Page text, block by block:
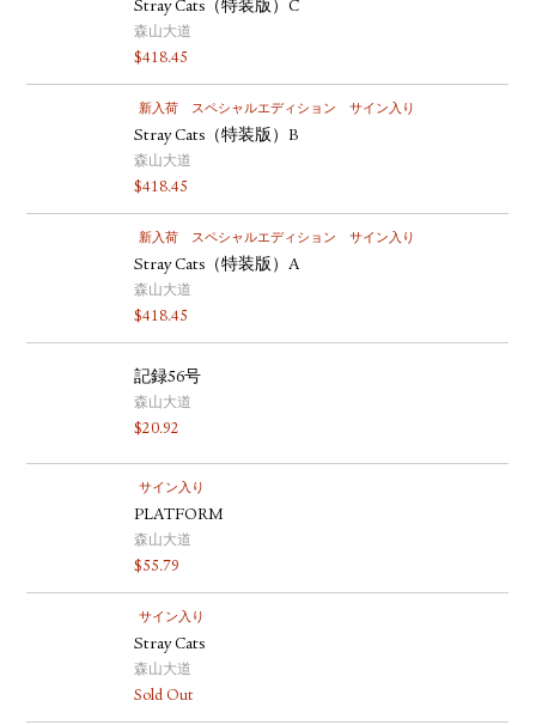
Stray Cats（特装版）C
森山大道
$418.45
新入荷 スペシャルエディション サイン入り
Stray Cats（特装版）B
森山大道
$418.45
新入荷 スペシャルエディション サイン入り
Stray Cats（特装版）A
森山大道
$418.45
記録56号
森山大道
$20.92
サイン入り
PLATFORM
森山大道
$55.79
サイン入り
Stray Cats
森山大道
Sold Out